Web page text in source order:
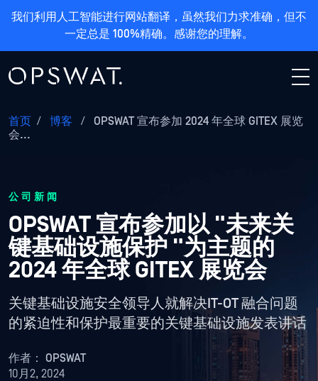
我们利用人工智能进行网站翻译，虽然我们力求准确，但不
一定总是 100%精确。感谢您的理解。
首页 / 博客 /
OPSWAT 宣布参加 2024 年全球 GITEX 展览
会...
公司新闻
OPSWAT 宣布参加以 "未来关
键基础设施保护 "为主题的
2024 年全球 GITEX 展览会
关键基础设施安全领导人就解决IT-OT 融合问题
的紧迫性和保护最重要的关键基础设施发表讲话
作者： OPSWAT
10月2, 2024